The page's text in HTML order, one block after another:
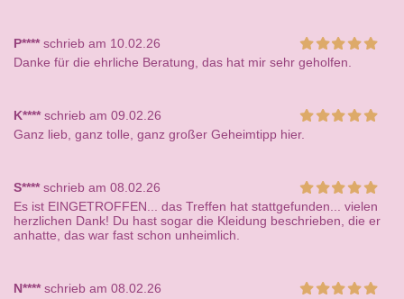
P****schrieb am 10.02.26
Danke für die ehrliche Beratung, das hat mir sehr geholfen.
K****schrieb am 09.02.26
Ganz lieb, ganz tolle, ganz großer Geheimtipp hier.
S****schrieb am 08.02.26
Es ist EINGETROFFEN... das Treffen hat stattgefunden... vielen
herzlichen Dank! Du hast sogar die Kleidung beschrieben, die er
anhatte, das war fast schon unheimlich.
N****schrieb am 08.02.26